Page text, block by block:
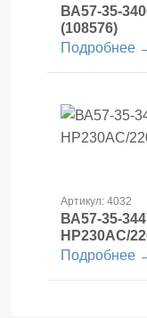
ВА57-35-
(108576)
Подробнее
Артикул: 4032
ВА57-35-
НР230AC/
Подробнее